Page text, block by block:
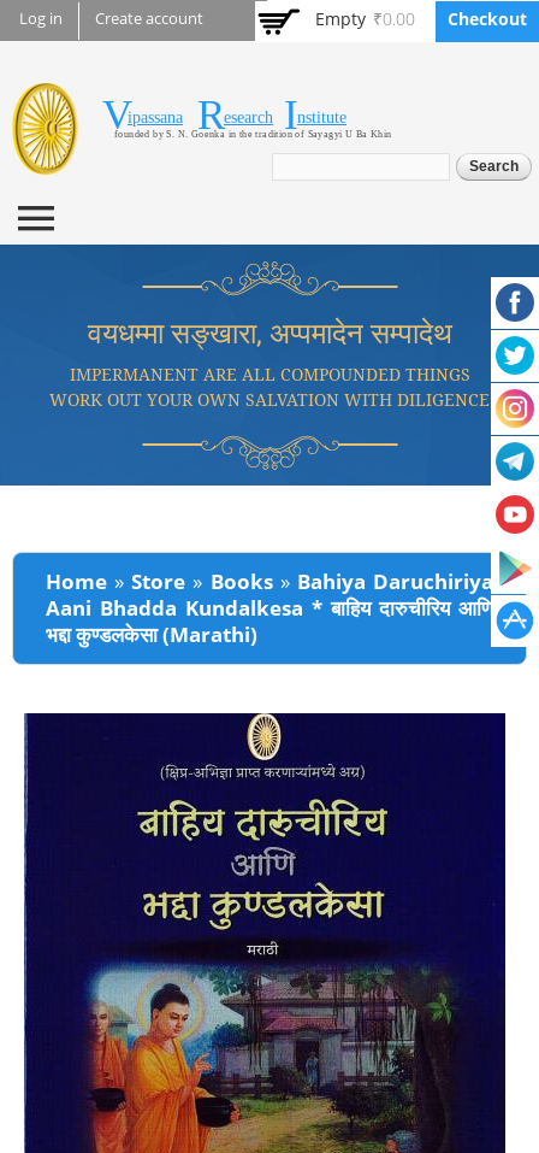
Skip to
main
Log in Create account Empty ₹0.00 Checkout
Vipassana Research
Institute
Vipassana Research Institute
founded by S. N. Goenka in the tradition of Sayagyi U Ba Khin
Search form
वयधम्मा सङ्खारा, अप्पमादेन सम्पादेथ
IMPERMANENT ARE ALL COMPOUNDED THINGS
WORK OUT YOUR OWN SALVATION WITH DILIGENCE
You are here
Home »Store » Books» Bahiya Daruchiriya
Aani Bhadda Kundalkesa * बाहिय दारुचीरिय आणि
भद्दा कुण्डलकेसा (Marathi)